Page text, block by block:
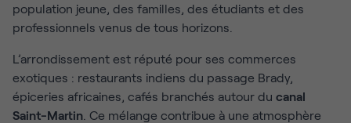
population jeune, des familles, des étudiants et des
professionnels venus de tous horizons.
L’arrondissement est réputé pour ses commerces
exotiques : restaurants indiens du passage Brady,
épiceries africaines, cafés branchés autour du canal
Saint-Martin . Ce mélange contribue à une atmosphère